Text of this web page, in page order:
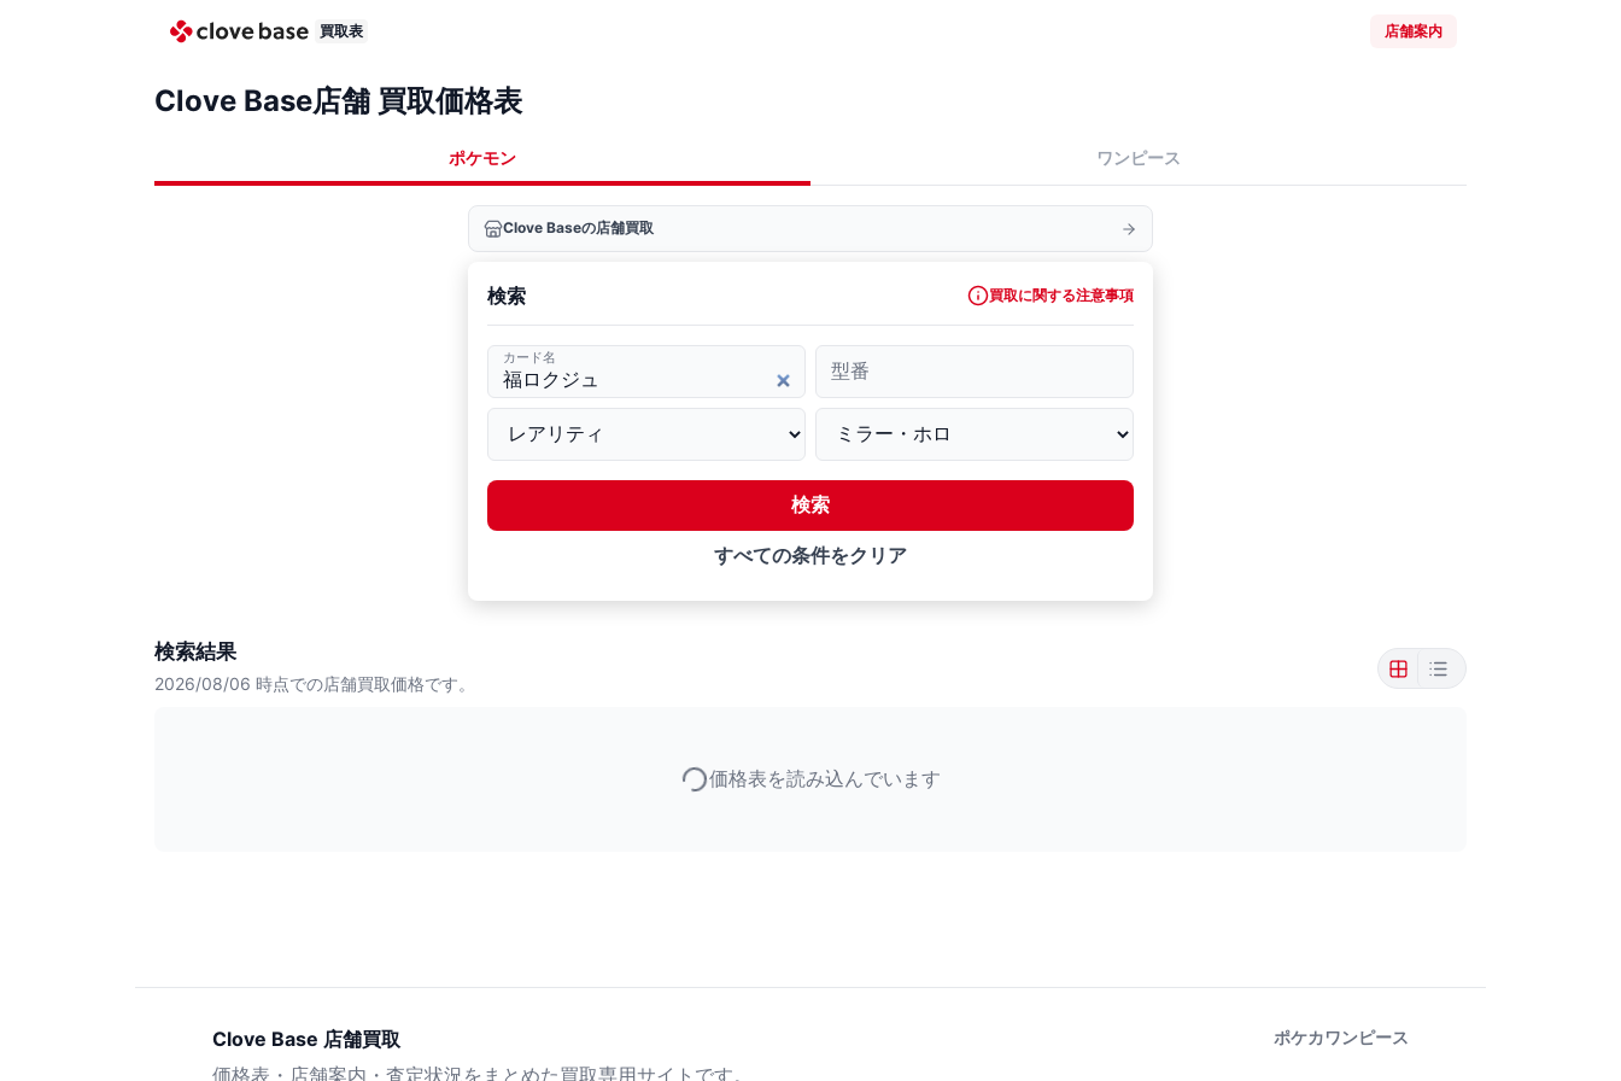
買取表 店舗案内
Clove Base店舗 買取価格表
ポケモン ワンピース
Clove Baseの店舗買取
検索 買取に関する注意事項
カード名
型番
検索
すべての条件をクリア
検索結果
2026/08/06 時点での店舗買取価格です。
価格表を読み込んでいます
Clove Base 店舗買取
価格表・店舗案内・査定状況をまとめた買取専用サイトです。
ポケカワンピース